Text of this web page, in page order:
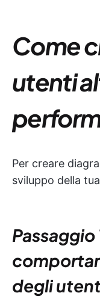
Come
utenti
Per creare
sviluppo della
degli